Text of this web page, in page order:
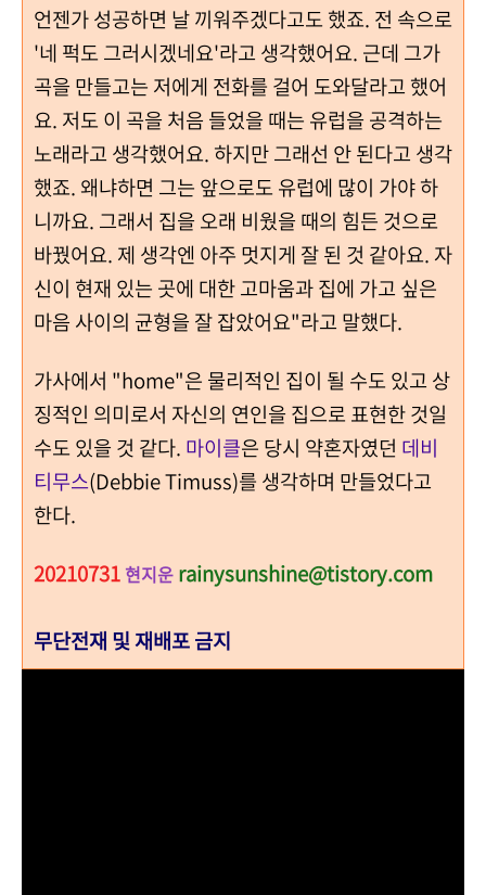
언젠가 성공하면 날 끼워주겠다고도 했죠. 전 속으로
'네 퍽도 그러시겠네요'라고 생각했어요. 근데 그가
곡을 만들고는 저에게 전화를 걸어 도와달라고 했어
요. 저도 이 곡을 처음 들었을 때는 유럽을 공격하는
노래라고 생각했어요. 하지만 그래선 안 된다고 생각
했죠. 왜냐하면 그는 앞으로도 유럽에 많이 가야 하
니까요. 그래서 집을 오래 비웠을 때의 힘든 것으로
바꿨어요. 제 생각엔 아주 멋지게 잘 된 것 같아요. 자
신이 현재 있는 곳에 대한 고마움과 집에 가고 싶은
마음 사이의 균형을 잘 잡았어요"라고 말했다.
가사에서 "home"은 물리적인 집이 될 수도 있고 상
징적인 의미로서 자신의 연인을 집으로 표현한 것일
수도 있을 것 같다. 마이클은 당시 약혼자였던 데비
티무스(Debbie Timuss)를 생각하며 만들었다고
한다.
20210731 현지운 rainysunshine@tistory.com
무단전재 및 재배포 금지